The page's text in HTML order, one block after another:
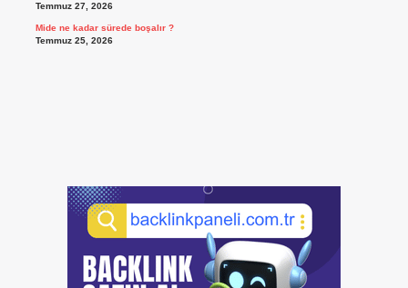
Temmuz 27, 2026
Mide ne kadar sürede boşalır ?
Temmuz 25, 2026